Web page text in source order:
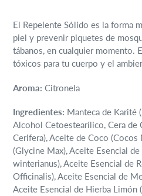
el
producto
a
tu
de
El Repelente Sólido es la forma
piel y prevenir piquetes de
tábanos, en cualquier momento.
tóxicos para tu cuerpo y el
Aroma: Citronela
Ingredientes: Manteca de Karité
Alcohol Cetoestearílico, Cera de
Cerifera), Aceite de Coco (Cocos
(Glycine Max), Aceite Esencial
winterianus), Aceite Esencial de
Officinalis), Aceite Esencial de
Aceite Esencial de Hierba Limón